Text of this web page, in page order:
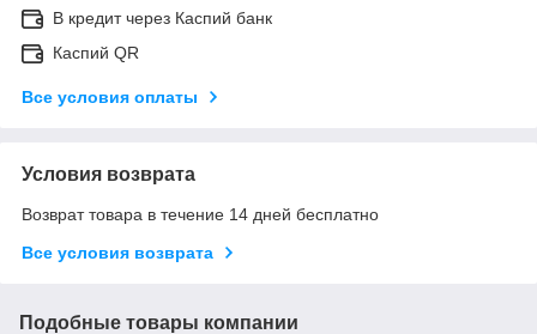
В кредит через Каспий банк
Каспий QR
Все условия оплаты
Условия возврата
Возврат товара в течение 14 дней бесплатно
Все условия возврата
Подобные товары компании